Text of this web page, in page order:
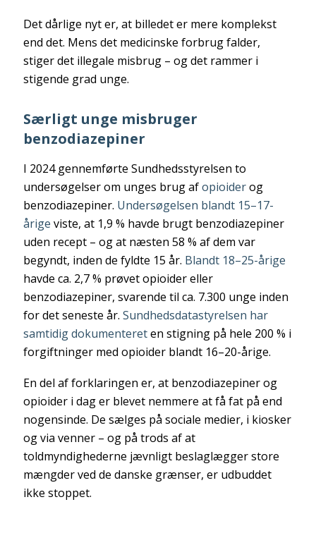
Det dårlige nyt er, at billedet er mere komplekst
end det. Mens det medicinske forbrug falder,
stiger det illegale misbrug – og det rammer i
stigende grad unge.
Særligt unge misbruger
benzodiazepiner
I 2024 gennemførte Sundhedsstyrelsen to
undersøgelser om unges brug afopioiderog
benzodiazepiner. Undersøgelsen blandt 15–17-
årige viste, at 1,9 % havde brugt benzodiazepiner
uden recept – og at næsten 58 % af dem var
begyndt, inden de fyldte 15 år. Blandt 18–25-årige
havde ca. 2,7 % prøvet opioider eller
benzodiazepiner, svarende til ca. 7.300 unge inden
for det seneste år. Sundhedsdatastyrelsen har
samtidig dokumentereten stigning på hele 200 % i
forgiftninger med opioider blandt 16–20-årige.
En del af forklaringen er, at benzodiazepiner og
opioider i dag er blevet nemmere at få fat på end
nogensinde. De sælges på sociale medier, i kiosker
og via venner – og på trods af at
toldmyndighederne jævnligt beslaglægger store
mængder ved de danske grænser, er udbuddet
ikke stoppet.